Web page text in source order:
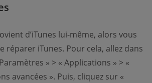
d’iTunes lui-même, alors vous
réparer iTunes. Pour cela, allez dans
» > « Applications » > «
avancées ». Puis, cliquez sur «